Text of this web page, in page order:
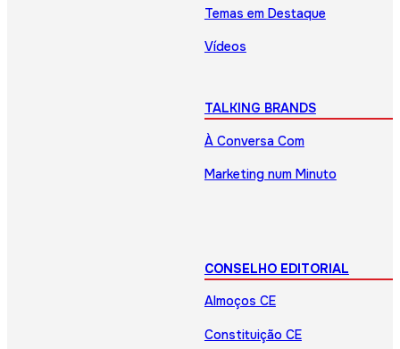
Temas em Destaque
Vídeos
TALKING BRANDS
À Conversa Com
Marketing num Minuto
CONSELHO EDITORIAL
Almoços CE
Constituição CE